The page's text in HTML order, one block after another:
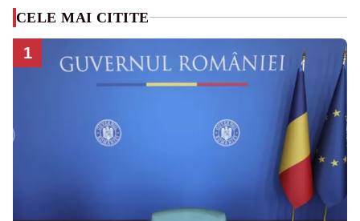
CELE MAI CITITE
1